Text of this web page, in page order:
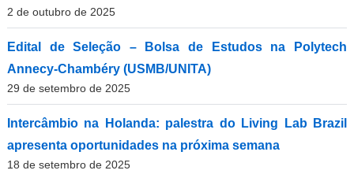
2 de outubro de 2025
Edital de Seleção – Bolsa de Estudos na Polytech
Annecy-Chambéry (USMB/UNITA)
29 de setembro de 2025
Intercâmbio na Holanda: palestra do Living Lab Brazil
apresenta oportunidades na próxima semana
18 de setembro de 2025